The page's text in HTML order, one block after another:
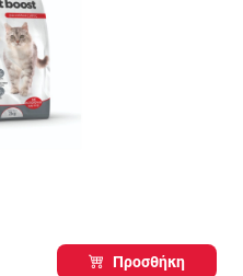
Προσθήκη